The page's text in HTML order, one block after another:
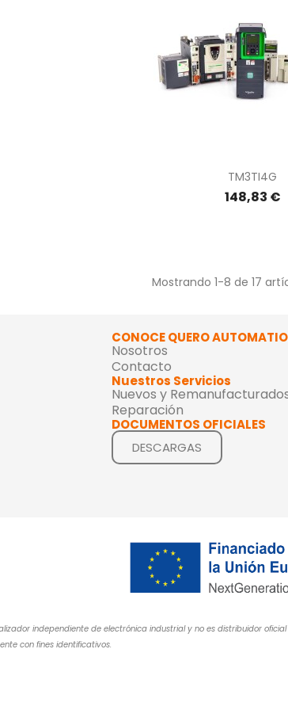
Vista
TM3TI4G
148,83 €
Mostrando 1-8 de 17
CONOCE QUERO
Nosotros
Contacto
Nuestros Servicios
Nuevos y
Reparación
DOCUMENTOS OFICIALES
DESCARGAS
independiente de electrónica industrial y no es distribuidor
con fines identificativos.